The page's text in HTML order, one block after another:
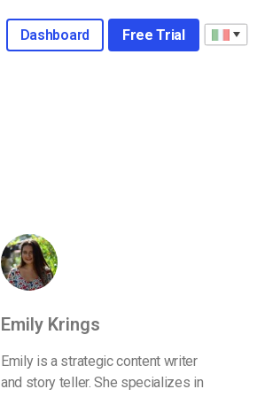
Dashboard Free Trial
Emily Krings
Emily is a strategic content writer
and story teller. She specializes in